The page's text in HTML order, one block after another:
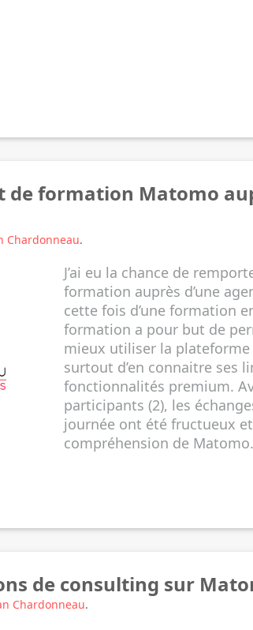
formation Matomo
Chardonneau.
J’ai eu la chance de
formation auprès d’une
cette fois d’une formation
formation a pour but de
mieux utiliser la
surtout d’en connaitre ses
fonctionnalités premium.
participants (2), les
journée ont été fructueux
compréhension de Matomo.
de consulting sur
Chardonneau.